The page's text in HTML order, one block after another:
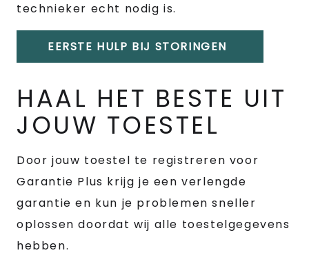
technieker echt nodig is.
EERSTE HULP BIJ STORINGEN
HAAL HET BESTE UIT
JOUW TOESTEL
Door jouw toestel te registreren voor
Garantie Plus krijg je een verlengde
garantie en kun je problemen sneller
oplossen doordat wij alle toestelgegevens
hebben.